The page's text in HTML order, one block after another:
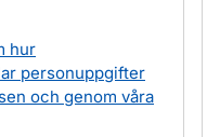
hur
personuppgifter
och genom våra